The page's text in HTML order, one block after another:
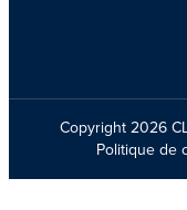
Copyright 2026
Politique de